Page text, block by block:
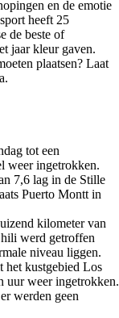
en de emotie
heeft 25
de beste of
jaar kleur gaven.
plaatsen? Laat
tot een
weer ingetrokken.
7,6 lag in de Stille
Puerto Montt in
kilometer van
werd getroffen
niveau liggen.
het kustgebied Los
uur weer ingetrokken.
werden geen